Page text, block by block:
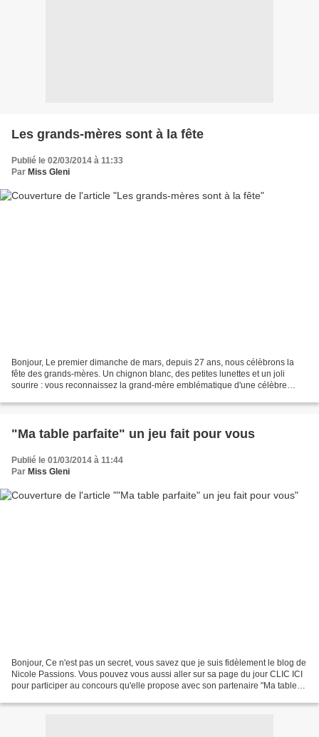
Les grands-mères sont à la fête
Publié le 02/03/2014 à 11:33
Par Miss Gleni
Bonjour, Le premier dimanche de mars, depuis 27 ans, nous célèbrons la
fête des grands-mères. Un chignon blanc, des petites lunettes et un joli
sourire : vous reconnaissez la grand-mère emblématique d'une célèbre
"Ma table parfaite" un jeu fait pour vous
Publié le 01/03/2014 à 11:44
Par Miss Gleni
Bonjour, Ce n'est pas un secret, vous savez que je suis fidèlement le blog de
Nicole Passions. Vous pouvez vous aussi aller sur sa page du jour CLIC ICI
pour participer au concours qu'elle propose avec son partenaire "Ma table